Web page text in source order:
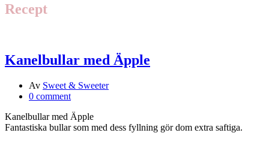
Recept
Kanelbullar med Äpple
Av Sweet & Sweeter
0 comment
Kanelbullar med Äpple
Fantastiska bullar som med dess fyllning gör dom extra saftiga.